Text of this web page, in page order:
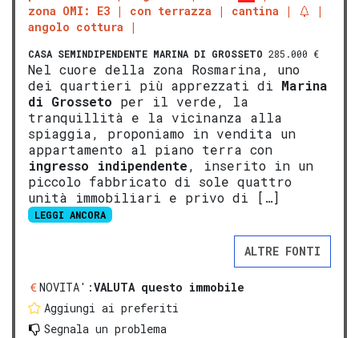
zona OMI: E3
con terrazza
cantina
angolo cottura
CASA SEMINDIPENDENTE MARINA DI GROSSETO 285.000 €
Nel cuore della zona Rosmarina, uno
dei quartieri più apprezzati di Marina
di Grosseto per il verde, la
tranquillità e la vicinanza alla
spiaggia, proponiamo in vendita un
appartamento al piano terra con
ingresso indipendente, inserito in un
piccolo fabbricato di sole quattro
unità immobiliari e privo di […]
LEGGI ANCORA
ALTRE FONTI
NOVITA':VALUTA questo immobile
Aggiungi ai preferiti
Segnala un problema